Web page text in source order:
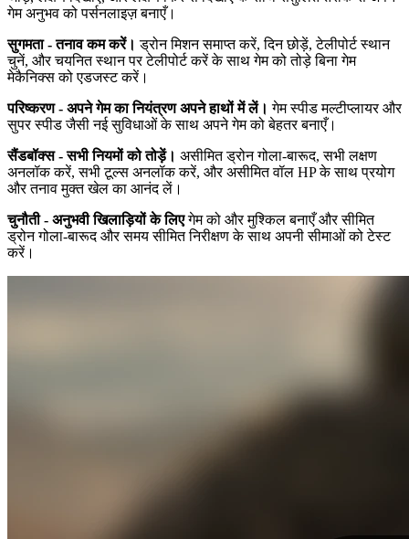
गेम अनुभव को पर्सनलाइज़ बनाएँ।
सुगमता - तनाव कम करें। ड्रोन मिशन समाप्त करें, दिन छोड़ें, टेलीपोर्ट स्थान
चुनें, और चयनित स्थान पर टेलीपोर्ट करें के साथ गेम को तोड़े बिना गेम
मेकैनिक्स को एडजस्ट करें।
परिष्करण - अपने गेम का नियंत्रण अपने हाथों में लें। गेम स्पीड मल्टीप्लायर और
सुपर स्पीड जैसी नई सुविधाओं के साथ अपने गेम को बेहतर बनाएँ।
सैंडबॉक्स - सभी नियमों को तोड़ें। असीमित ड्रोन गोला-बारूद, सभी लक्षण
अनलॉक करें, सभी टूल्स अनलॉक करें, और असीमित वॉल HP के साथ प्रयोग
और तनाव मुक्त खेल का आनंद लें।
चुनौती - अनुभवी खिलाड़ियों के लिएगेम को और मुश्किल बनाएँ और सीमित
ड्रोन गोला-बारूद और समय सीमित निरीक्षण के साथ अपनी सीमाओं को टेस्ट
करें।